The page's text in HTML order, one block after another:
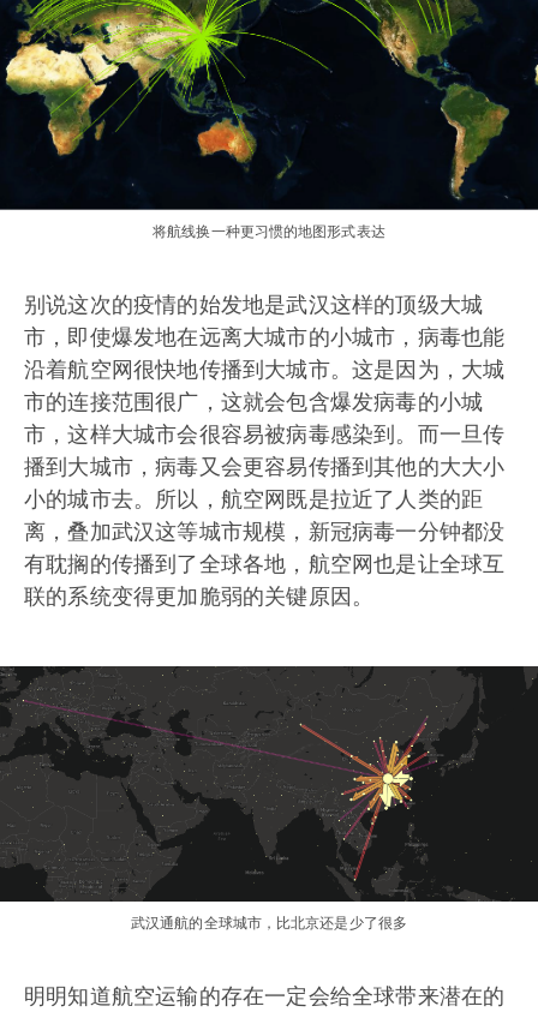
将航线换一种更习惯的地图形式表达
别说这次的疫情的始发地是武汉这样的顶级大城
市，即使爆发地在远离大城市的小城市，病毒也能
沿着航空网很快地传播到大城市。这是因为，大城
市的连接范围很广，这就会包含爆发病毒的小城
市，这样大城市会很容易被病毒感染到。而一旦传
播到大城市，病毒又会更容易传播到其他的大大小
小的城市去。所以，航空网既是拉近了人类的距
离，叠加武汉这等城市规模，新冠病毒一分钟都没
有耽搁的传播到了全球各地，航空网也是让全球互
联的系统变得更加脆弱的关键原因。
武汉通航的全球城市，比北京还是少了很多
明明知道航空运输的存在一定会给全球带来潜在的